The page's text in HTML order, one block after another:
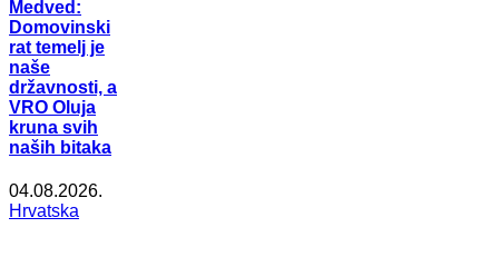
Medved:
Domovinski
rat temelj je
naše
državnosti, a
VRO Oluja
kruna svih
naših bitaka
04.08.2026.
Hrvatska